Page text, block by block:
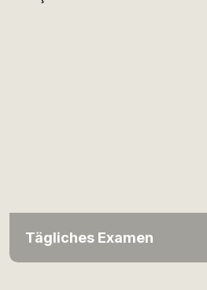
Tägliches Examen